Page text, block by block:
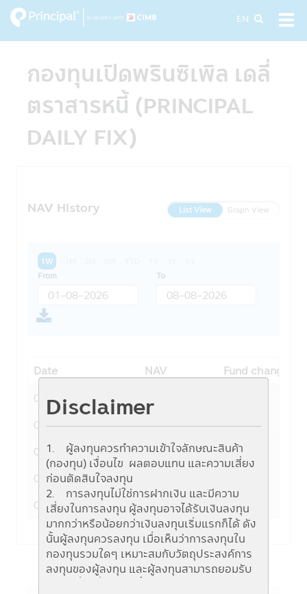
Disclaimer
1. ผู้ลงทุนควรทำความเข้าใจลักษณะสินค้า
(กองทุน) เงื่อนไข ผลตอบแทน และความเสี่ยง
ก่อนตัดสินใจลงทุน
2. การลงทุนไม่ใช่การฝากเงิน และมีความ
เสี่ยงในการลงทุน ผู้ลงทุนอาจได้รับเงินลงทุน
มากกว่าหรือน้อยกว่าเงินลงทุนเริ่มแรกก็ได้ ดัง
นั้นผู้ลงทุนควรลงทุน เมื่อเห็นว่าการลงทุนใน
กองทุนรวมใดๆ เหมาะสมกับวัตถุประสงค์การ
ลงทุนของผู้ลงทุน และผู้ลงทุนสามารถยอมรับ
Skip
to
main
EN
กองทุนเปิดพรินซิเพิล เดลี่
ตราสารหนี้ (PRINCIPAL
DAILY FIX)
NAV History List View Graph View
1W
From
To
Date NAV
Fund change
07-08-2026
06-08-2026
12.8601
0.0000
05-08-2026
12.8601
0.0002
04-08-2026
03-08-2026
12.8598 0.0003